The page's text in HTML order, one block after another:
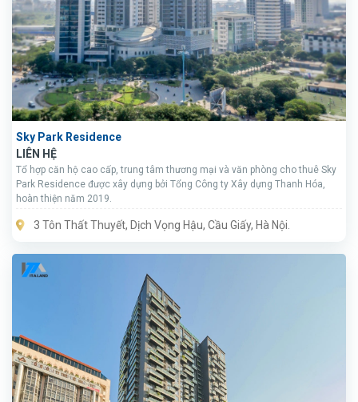
Sky Park Residence
LIÊN HỆ
Tổ hợp căn hộ cao cấp, trung tâm thương mại và văn phòng cho thuê Sky
Park Residence được xây dựng bởi Tổng Công ty Xây dựng Thanh Hóa,
hoàn thiện năm 2019.
3 Tôn Thất Thuyết, Dịch Vọng Hậu, Cầu Giấy, Hà Nội.